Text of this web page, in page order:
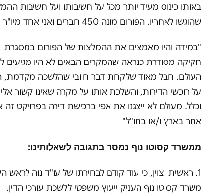
באותו כינוס מעיד יותר מכל על חשיבותו ועל חשיבות
שהוגשו לאחריו. הפורום מונה 450 חברים ואני אחד מיו"ר שלו.
"במידה והיו מאמצים את ההמלצות של הפורום במסגרת
חקיקה מסודרת כנראה שהמקרים הבאים לא היו מגיעים
העולם. חבל מאוד שלקחת דבר חיובי שהלשכה מקדמת,
על רוכשי הדירות, והשלכת אותו על מקרה שאינו קשור
וכלל. מעולם לא ייצגנו את אפי ברכישת דירה בפרויקט זה
אחר בארץ ו/או בחו"ל"
ממשרד קסוטו נוף נמסר בתגובה לשאלותינו:
1. ראשית יצוין, כי עוד קודם לבחירתו של עו"ד נוה לראש
משרד קסוטו נוף העניק ייעוץ משפטי ללשכת עורכי הדין.